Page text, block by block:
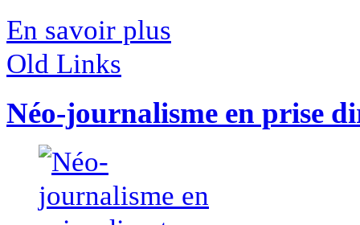
En savoir plus
Old Links
Néo-journalisme en prise